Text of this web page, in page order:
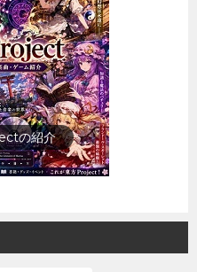
先をチェック